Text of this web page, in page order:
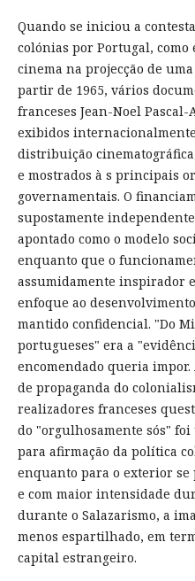
Quando se iniciou a
colónias por Portugal, como
cinema na projecção de
partir de 1965, vários
franceses Jean-Noel
exibidos
distribuição
e mostrados à s principais
governamentais. O
supostamente
apontado como o modelo
enquanto que o
assumidamente inspirador
enfoque ao
mantido confidencial. "Do
portugueses" era a
encomendado queria
de propaganda do
realizadores franceses
do "orgulhosamente sós"
para afirmação da política
enquanto para o exterior se
e com maior intensidade
durante o Salazarismo, a
menos espartilhado, em
capital estrangeiro.